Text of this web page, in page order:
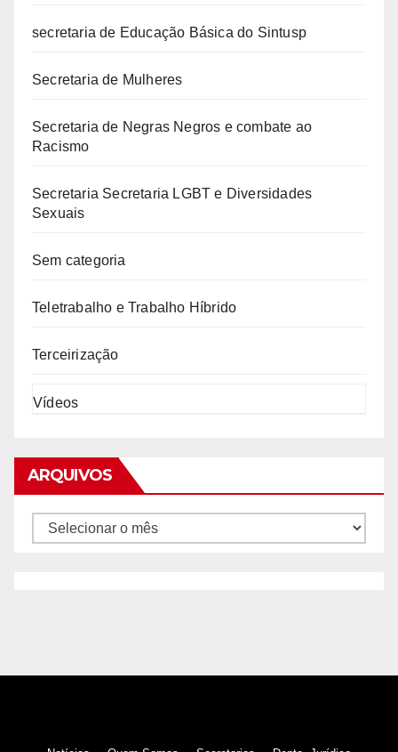
secretaria de Educação Básica do Sintusp
Secretaria de Mulheres
Secretaria de Negras Negros e combate ao
Racismo
Secretaria Secretaria LGBT e Diversidades
Sexuais
Sem categoria
Teletrabalho e Trabalho Híbrido
Terceirização
Vídeos
ARQUIVOS
Arquivos